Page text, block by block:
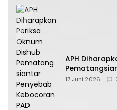
APH
Kebocoran
17 Juni 2026